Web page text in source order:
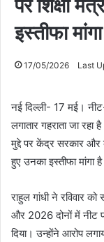
पर शिक्षा
इस्तीफा मांगा
17/05/2026 Last
नई दिल्ली- 17 मई।
लगातार गहराता जा
मुद्दे पर केंद्र सरकार और
हुए उनका इस्तीफा मांगा
राहुल गांधी ने रविवार
और 2026 दोनों में नीट
दिया। उन्होंने आरोप